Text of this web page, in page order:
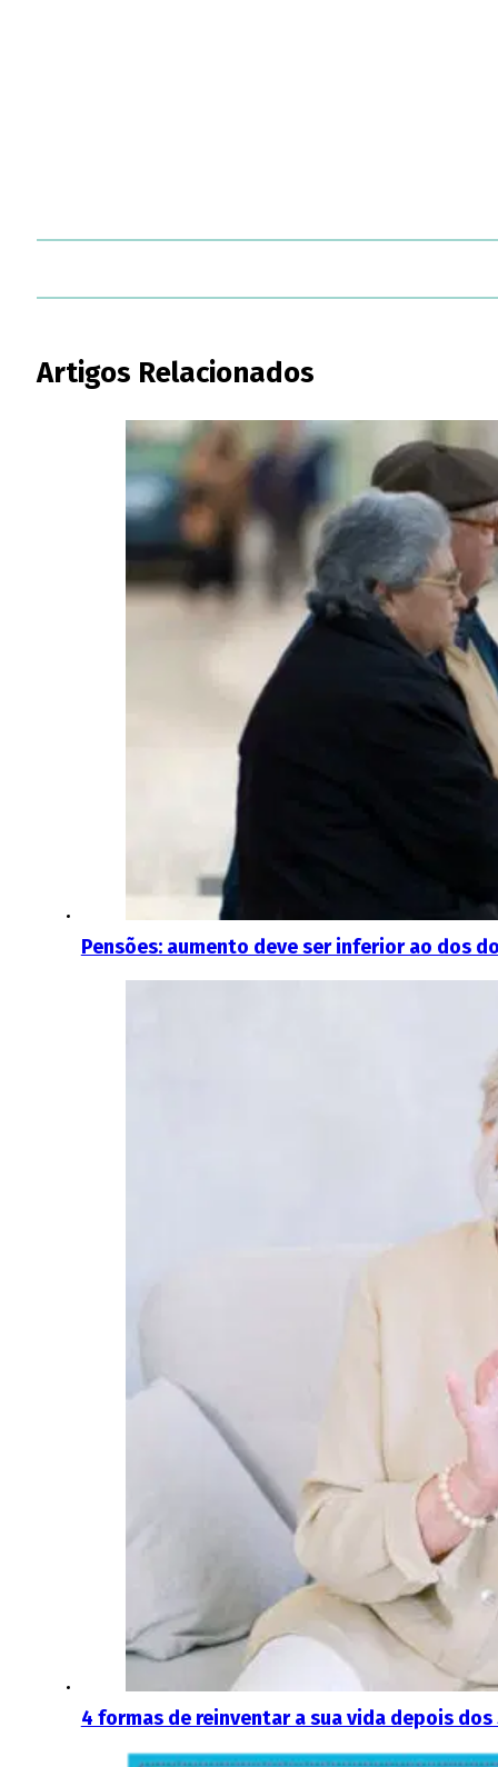
Artigos Relacionados
Pensões: aumento deve ser inferior ao dos
4 formas de reinventar a sua vida depois dos